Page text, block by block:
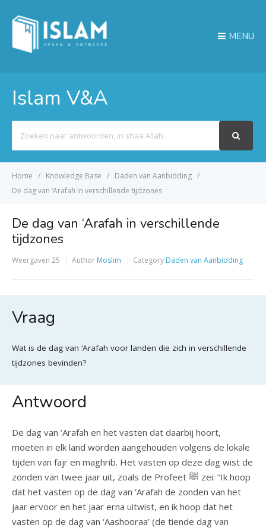
MENU
Islam V&A
For
Home Knowledge Base
Daden van Aanbidding
De dag van ‘Arafah in verschillende tijdzones
De dag van ‘Arafah in verschillende
tijdzones
Weergaven 25 Author Moslim Category Daden van Aanbidding
Vraag
Wat is de dag van ‘Arafah voor landen die zich in verschillende
tijdzones bevinden?
Antwoord
De dag van ‘Arafah en het vasten dat daarbij hoort,
moeten in elk land worden aangehouden volgens de lokale
tijden van fajr en maghrib. Het vasten op deze dag wist de
zonden van twee jaar uit, zoals de Profeet ﷺ zei: “Ik hoop
dat het vasten op de dag van ‘Arafah de zonden van het
jaar ervoor en het jaar erna uitwist, en ik hoop dat het
vasten op de dag van ‘Aashooraa’ (de tiende dag van